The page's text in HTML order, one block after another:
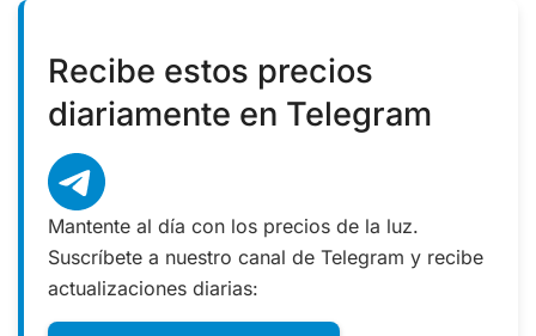
Recibe estos precios
diariamente en Telegram
Mantente al día con los precios de la luz.
Suscríbete a nuestro canal de Telegram y recibe
actualizaciones diarias: